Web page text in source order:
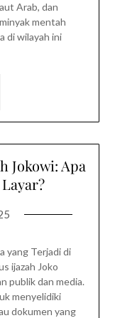
Arab, dan
mentah
di wilayah ini
Jokowi: Apa
yang Terjadi di
ijazah Joko
publik dan media.
menyelidiki
dokumen yang